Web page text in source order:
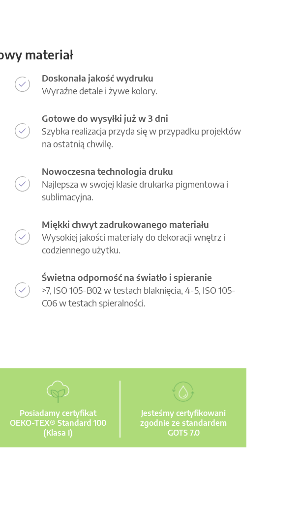
materiał
Doskonała jakość wydruku
Wyraźne detale i żywe kolory.
Gotowe do wysyłki już w 3 dni
Szybka realizacja przyda się w przypadku projektów
na ostatnią chwilę.
Nowoczesna technologia druku
Najlepsza w swojej klasie drukarka pigmentowa i
sublimacyjna.
Miękki chwyt zadrukowanego materiału
Wysokiej jakości materiały do dekoracji wnętrz i
codziennego użytku.
Świetna odporność na światło i spieranie
>7, ISO 105-B02 w testach blaknięcia, 4-5, ISO 105-
C06 w testach spieralności.
Posiadamy certyfikat
OEKO-TEX® Standard 100
(Klasa I)
Jesteśmy certyfikowani
zgodnie ze standardem
GOTS 7.0